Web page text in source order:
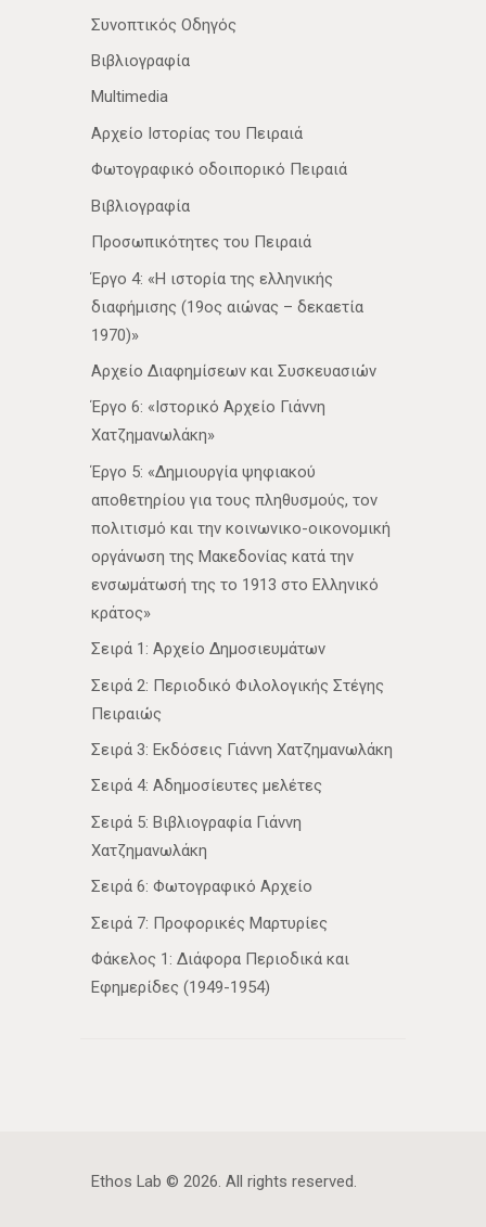
Συνοπτικός Οδηγός
Βιβλιογραφία
Multimedia
Αρχείο Ιστορίας του Πειραιά
Φωτογραφικό οδοιπορικό Πειραιά
Βιβλιογραφία
Προσωπικότητες του Πειραιά
Έργο 4: «Η ιστορία της ελληνικής
διαφήμισης (19ος αιώνας – δεκαετία
1970)»
Αρχείο Διαφημίσεων και Συσκευασιών
Έργο 6: «Ιστορικό Αρχείο Γιάννη
Χατζημανωλάκη»
Έργο 5: «Δημιουργία ψηφιακού
αποθετηρίου για τους πληθυσμούς, τον
πολιτισμό και την κοινωνικο-οικονομική
οργάνωση της Μακεδονίας κατά την
ενσωμάτωσή της το 1913 στο Ελληνικό
κράτος»
Σειρά 1: Αρχείο Δημοσιευμάτων
Σειρά 2: Περιοδικό Φιλολογικής Στέγης
Πειραιώς
Σειρά 3: Εκδόσεις Γιάννη Χατζημανωλάκη
Σειρά 4: Αδημοσίευτες μελέτες
Σειρά 5: Βιβλιογραφία Γιάννη
Χατζημανωλάκη
Σειρά 6: Φωτογραφικό Αρχείο
Σειρά 7: Προφορικές Μαρτυρίες
Φάκελος 1: Διάφορα Περιοδικά και
Εφημερίδες (1949-1954)
Ethos Lab © 2026. All rights reserved.